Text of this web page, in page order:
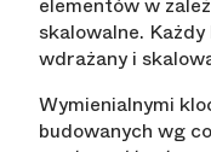
skalowalne.
wdrażany i
Wymienialnymi
budowanych wg